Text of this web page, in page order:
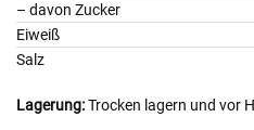
– davon Zucker
Eiweiß
Salz
Lagerung:Trocken lagern und vor